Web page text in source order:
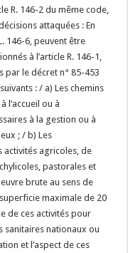
R. 146-2 du même code,
attaquées : En
146-6, peuvent être
à l’article R. 146-1,
par le décret n° 85-453
: / a) Les chemins
l’accueil ou à
à la gestion ou à
; / b) Les
activités agricoles, de
pastorales et
brute au sens de
superficie maximale de 20
de ces activités pour
nationaux ou
et l’aspect de ces